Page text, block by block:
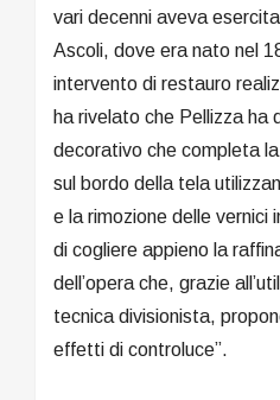
vari decenni aveva
Ascoli, dove era nato nel
intervento di restauro
ha rivelato che Pellizza ha
decorativo che completa
sul bordo della tela
e la rimozione delle vernici
di cogliere appieno la
dell’opera che, grazie
tecnica divisionista,
effetti di controluce”.